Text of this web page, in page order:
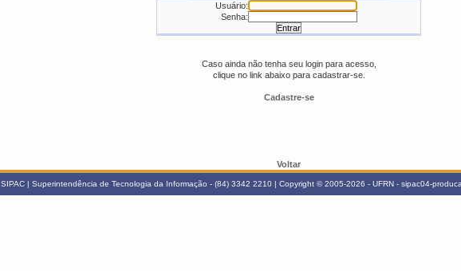
Usuário:
Senha:
Caso ainda não tenha seu login para acesso,
clique no link abaixo para cadastrar-se.
Cadastre-se
Voltar
SIPAC | Superintendência de Tecnologia da Informação - (84) 3342 2210 | Copyright © 2005-2026 - UFRN - sipac04-